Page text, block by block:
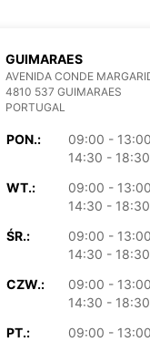
GUIMARAES
AVENIDA CONDE
4810 537 GUIMARAES
PORTUGAL
PON.:
09:00 - 13:00
14:30 - 18:30
WT.:
09:00 - 13:00
14:30 - 18:30
ŚR.:
09:00 - 13:00
14:30 - 18:30
CZW.:
09:00 - 13:00
14:30 - 18:30
PT.:
09:00 - 13:00